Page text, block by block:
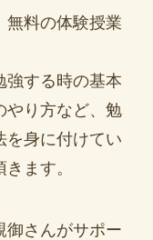
無料の体験授業
強する時の基本
やり方など、勉
を身に付けてい
ます。
御さんがサポー